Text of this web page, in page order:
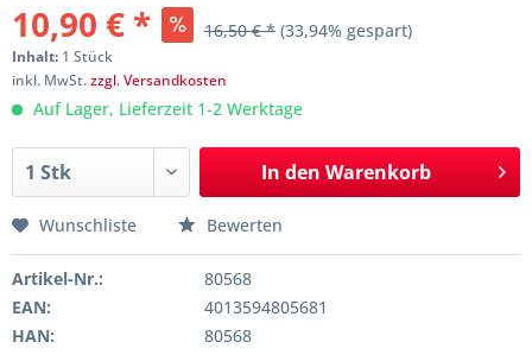
10,90 € * 16,50 € * (33,94% gespart)
Inhalt: 1 Stück
inkl. MwSt.zzgl. Versandkosten
Auf Lager, Lieferzeit 1-2 Werktage
In den Warenkorb
Wunschliste Bewerten
Artikel-Nr.:
80568
EAN:
4013594805681
HAN:
80568